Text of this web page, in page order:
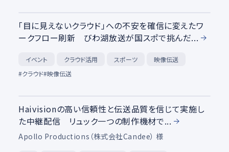
「目に見えないクラウド」への不安を確信に変えたワ
ークフロー刷新 びわ湖放送が国スポで挑んだ...
イベント クラウド活用 スポーツ 映像伝送
#クラウド#映像伝送
Haivisionの高い信頼性と伝送品質を信じて実施し
た中継配信 リュック一つの制作機材で...
Apollo Productions（株式会社Candee） 様